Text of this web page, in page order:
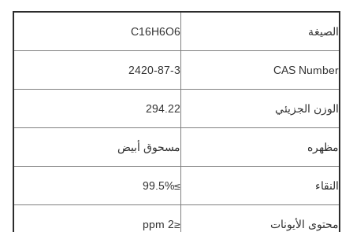
الصيغة C16H6O6
CAS Number
2420-87-3
الوزن الجزيئي 294.22
مظهره مسحوق أبيض
النقاء ≥99.5%
محتوى الأيونات ≤2 ppm